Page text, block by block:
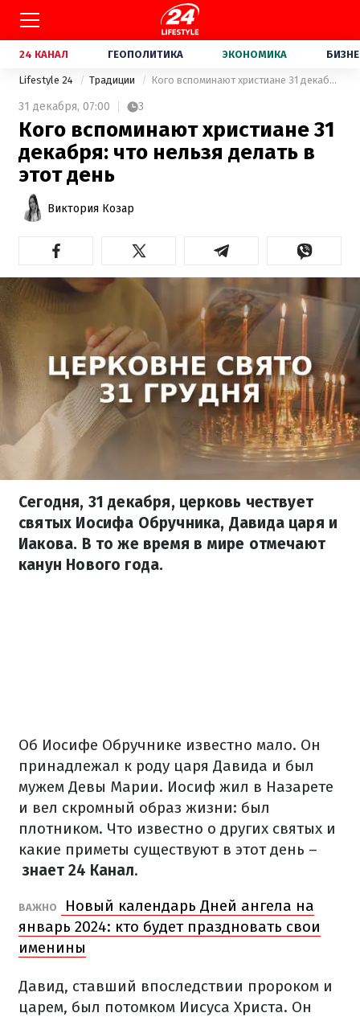
24 КАНАЛ ГЕОПОЛИТИКА ЭКОНОМИКА
Lifestyle 24 Традиции Кого вспоминают христиане 31 декабря: что нельзя делать в этот день
31 декабря, 07:00 3
Кого вспоминают христиане 31
декабря: что нельзя делать в
этот день
Виктория Козар
Сегодня, 31 декабря, церковь чествует
святых Иосифа Обручника, Давида царя и
Иакова. В то же время в мире отмечают
канун Нового года.
Об Иосифе Обручнике известно мало. Он
принадлежал к роду царя Давида и был
мужем Девы Марии. Иосиф жил в Назарете
и вел скромный образ жизни: был
плотником. Что известно о других святых и
какие приметы существуют в этот день –
знает 24 Канал.
ВАЖНО
Новый календарь Дней ангела на
январь 2024: кто будет праздновать свои
именины
Давид, ставший впоследствии пророком и
царем, был потомком Иисуса Христа. Он